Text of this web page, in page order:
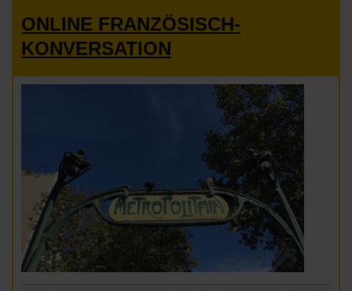
ONLINE FRANZÖSISCH-
KONVERSATION